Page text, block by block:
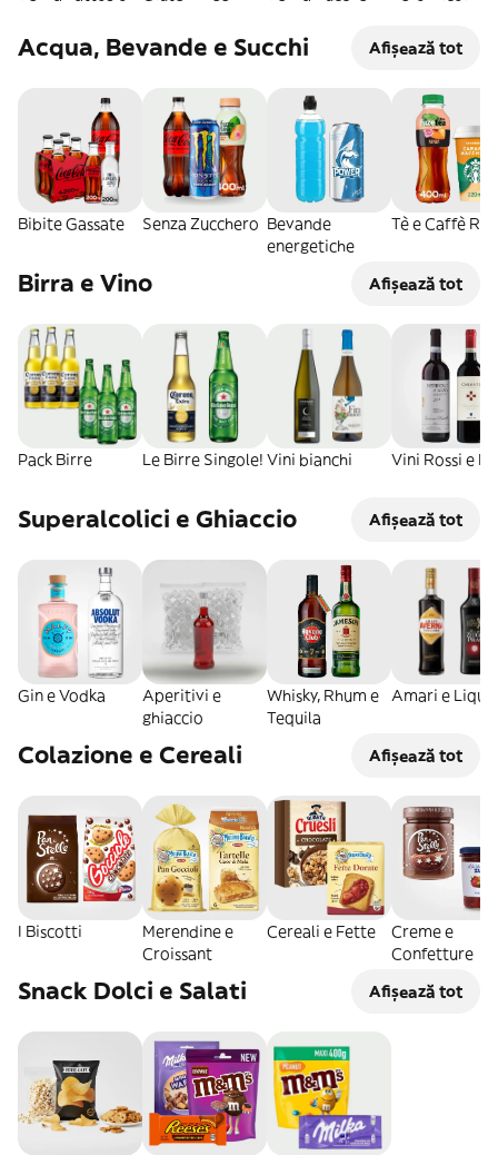
Acqua, Bevande e Succhi Afișează tot
Bibite Gassate Senza Zucchero Bevande
energetiche
Tè e Caffè
Birra e Vino Afișează tot
Pack Birre Le Birre Singole! Vini bianchi Vini Rossi e
Superalcolici e Ghiaccio Afișează tot
Gin e Vodka
Aperitivi e
ghiaccio
Whisky, Rhum e
Tequila
Amari e
Colazione e Cereali Afișează tot
I Biscotti
Merendine e
Croissant
Cereali e Fette
Creme e
Confetture
Snack Dolci e Salati Afișează tot